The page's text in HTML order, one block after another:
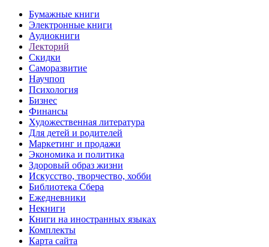
Бумажные книги
Электронные книги
Аудиокниги
Лекторий
Скидки
Саморазвитие
Научпоп
Психология
Бизнес
Финансы
Художественная литература
Для детей и родителей
Маркетинг и продажи
Экономика и политика
Здоровый образ жизни
Искусство, творчество, хобби
Библиотека Сбера
Ежедневники
Некниги
Книги на иностранных языках
Комплекты
Карта сайта